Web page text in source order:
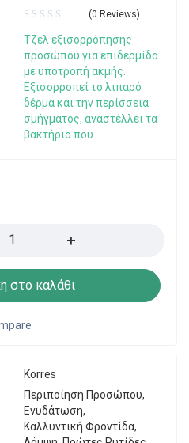
(0 Reviews)
Τζελ εξισορρόπησης
προσώπου για επιδερμίδα
με υποτροπή ακμής.
Εξισορροπεί το λιπαρό
δέρμα και την περίσσεια
σμήγματος, αναστέλλει τα
βακτήρια που
στο καλάθι
Korres
Περιποίηση Προσώπου,
Ενυδάτωση,
Καλλυντική Φροντίδα,